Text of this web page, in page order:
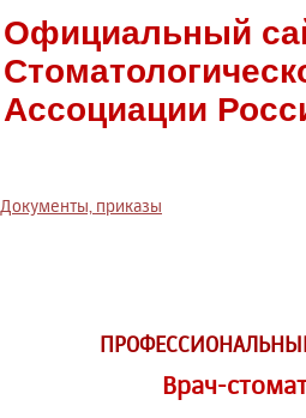
Официальный
Ассоциации
Документы, приказы
Врач-